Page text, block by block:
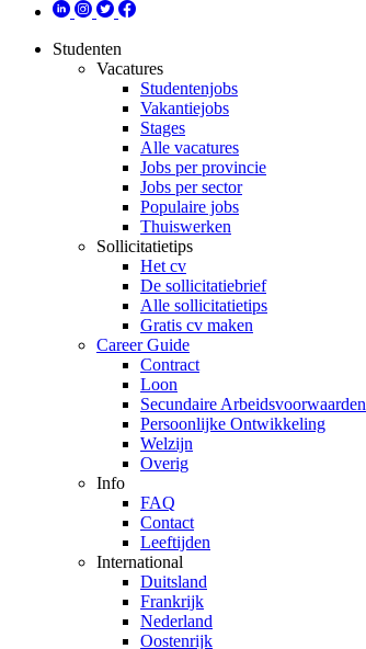
Studenten
Vacatures
Studentenjobs
Vakantiejobs
Stages
Alle vacatures
Jobs per provincie
Jobs per sector
Populaire jobs
Thuiswerken
Sollicitatietips
Het cv
De sollicitatiebrief
Alle sollicitatietips
Gratis cv maken
Career Guide
Contract
Loon
Secundaire Arbeidsvoorwaarden
Persoonlijke Ontwikkeling
Welzijn
Overig
Info
FAQ
Contact
Leeftijden
International
Duitsland
Frankrijk
Nederland
Oostenrijk